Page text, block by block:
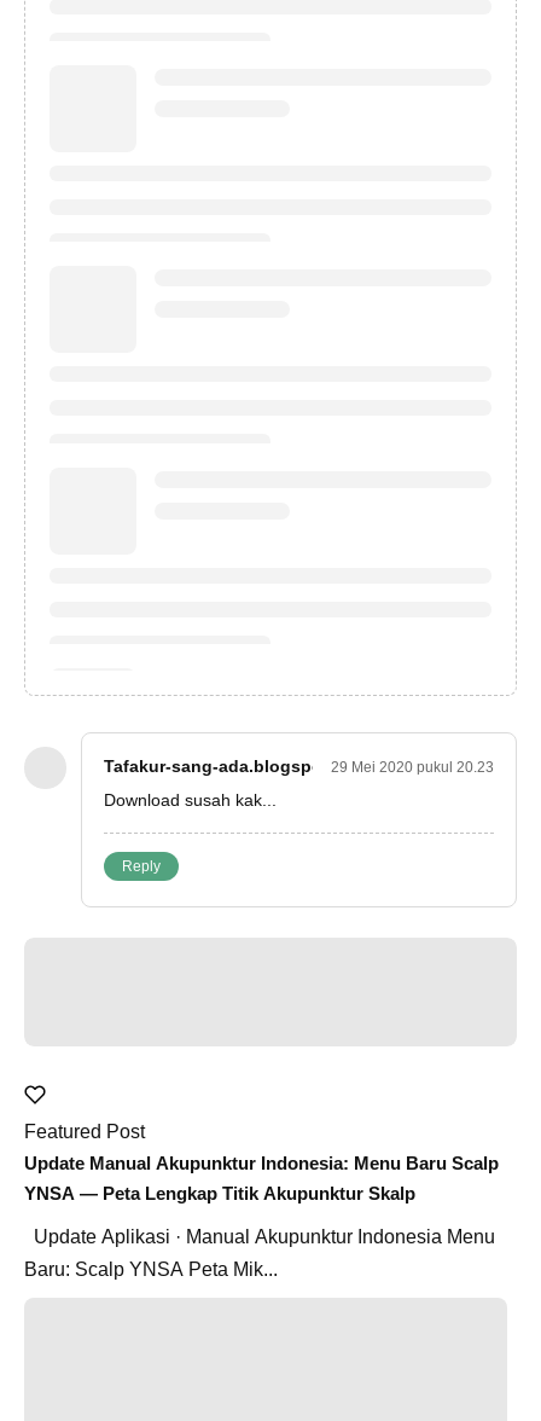
Tafakur-sang-ada.blogspot.com29 Mei 2020 pukul 20.23
Download susah kak...
Reply
Featured Post
Update Manual Akupunktur Indonesia: Menu Baru Scalp
YNSA — Peta Lengkap Titik Akupunktur Skalp
Baru: Scalp YNSA Peta Mik...